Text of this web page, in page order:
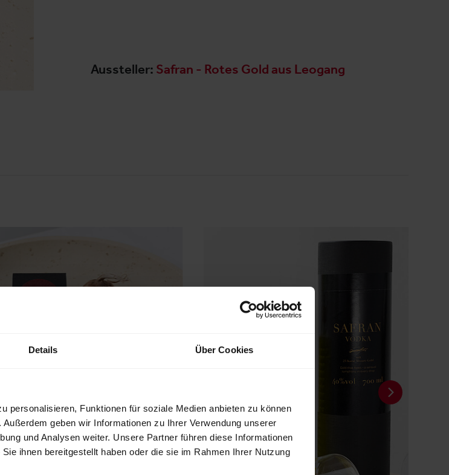
Details Über Cookies
personalisieren, Funktionen für soziale Medien anbieten zu können
geben wir Informationen zu Ihrer Verwendung unserer
und Analysen weiter. Unsere Partner führen diese Informationen
ihnen bereitgestellt haben oder die sie im Rahmen Ihrer Nutzung
Aussteller: Safran - Rotes Gold aus Leogang
Safran 0,1g